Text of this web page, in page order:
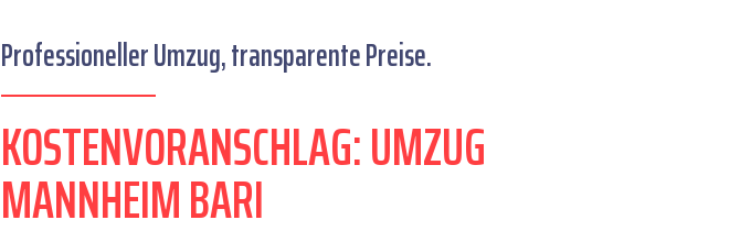
Professioneller Umzug, transparente Preise.
KOSTENVORANSCHLAG: UMZUG
MANNHEIM BARI